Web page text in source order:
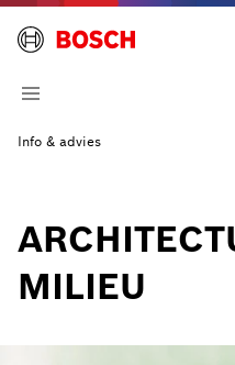
Info & advies
MILIEU